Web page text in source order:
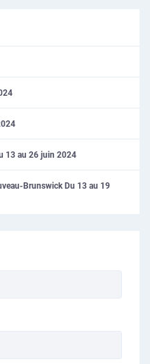
13 au 26 juin 2024
Brunswick Du 13 au 19